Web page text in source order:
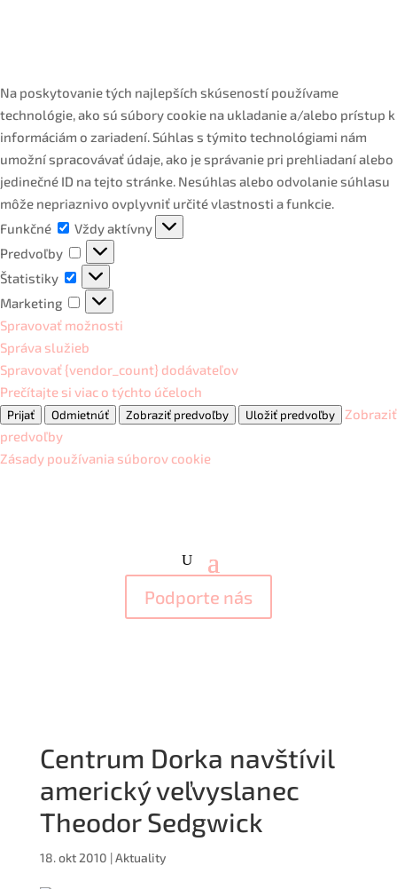
Na poskytovanie tých najlepších skúseností používame
technológie, ako sú súbory cookie na ukladanie a/alebo prístup k
informáciám o zariadení. Súhlas s týmito technológiami nám
umožní spracovávať údaje, ako je správanie pri prehliadaní alebo
jedinečné ID na tejto stránke. Nesúhlas alebo odvolanie súhlasu
môže nepriaznivo ovplyvniť určité vlastnosti a funkcie.
Funkčné
Funkčné
Vždy aktívny
Predvoľby
Predvoľby
Štatistiky
Štatistiky
Marketing
Marketing
Spravovať možnosti
Správa služieb
Spravovať {vendor_count} dodávateľov
Prečítajte si viac o týchto účeloch
Prijať Odmietnúť Zobraziť predvoľby Uložiť predvoľby
Zobraziť
predvoľby
Zásady používania súborov cookie
Podporte nás
Centrum Dorka navštívil
americký veľvyslanec
Theodor Sedgwick
18. okt 2010 |Aktuality